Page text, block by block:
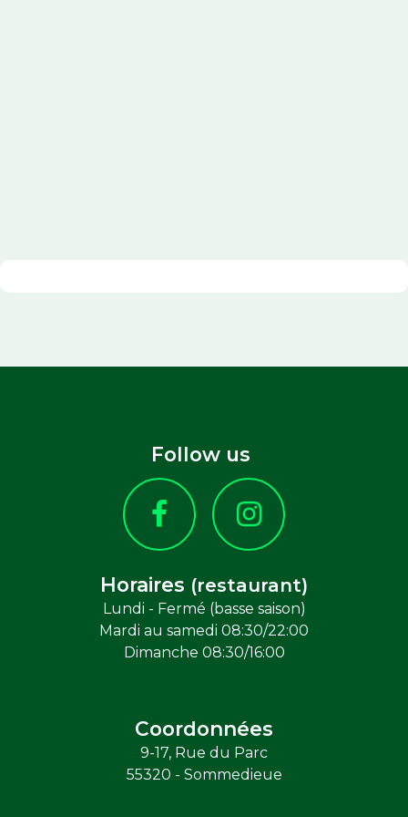
Follow us
Horaires (restaurant)
Lundi - Fermé (basse saison)
Mardi au samedi 08:30/22:00
Dimanche 08:30/16:00
Coordonnées
9-17, Rue du Parc
55320 - Sommedieue